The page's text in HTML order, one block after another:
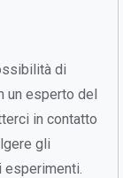
di
un esperto del
in contatto
gli